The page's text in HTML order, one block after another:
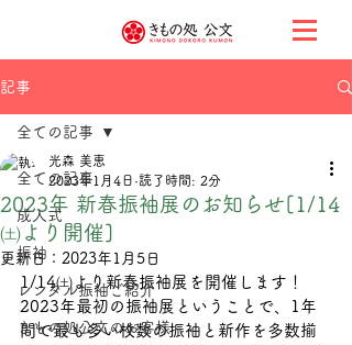
記事
全ての記事
成人式
振袖
レンタル振袖ご紹介
きもの処公文のお客様
全ての記事
2023年 新春振袖展のお知らせ[1/14
㈯より開催]
光森 美恵
2023年1月4日 読了時間: 2分
更新日： 2023年1月5日
1/14㈯より新春振袖展を開催します！
2023年最初の振袖展ということで、1年
間で最も多い枚数の振袖と新作を多数揃